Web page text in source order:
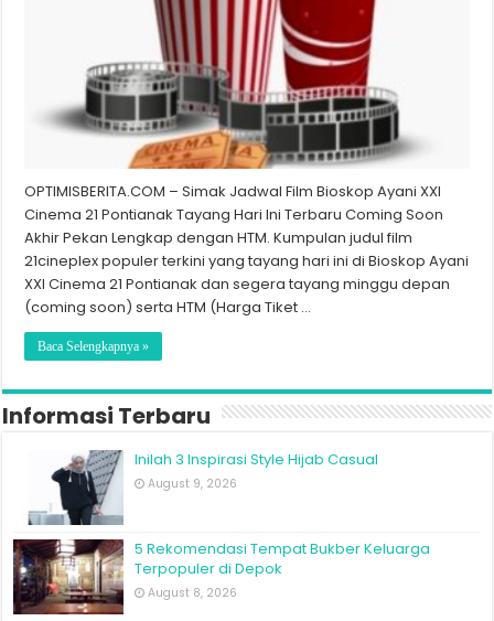
OPTIMISBERITA.COM – Simak Jadwal Film Bioskop Ayani XXI
Cinema 21 Pontianak Tayang Hari Ini Terbaru Coming Soon
Akhir Pekan Lengkap dengan HTM. Kumpulan judul film
21cineplex populer terkini yang tayang hari ini di Bioskop Ayani
XXI Cinema 21 Pontianak dan segera tayang minggu depan
(coming soon) serta HTM (Harga Tiket …
Baca Selengkapnya »
Informasi Terbaru
Inilah 3 Inspirasi Style Hijab Casual
August 9, 2026
5 Rekomendasi Tempat Bukber Keluarga
Terpopuler di Depok
August 8, 2026